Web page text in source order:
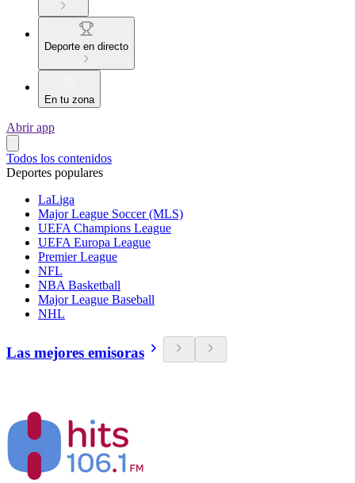
Deporte en directo
En tu zona
Abrir app
Todos los contenidos
Deportes populares
LaLiga
Major League Soccer (MLS)
UEFA Champions League
UEFA Europa League
Premier League
NFL
NBA Basketball
Major League Baseball
NHL
Las mejores emisoras